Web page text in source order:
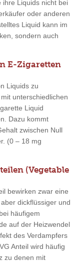
ihre Liquids nicht bei
oder anderen
Liquid kann im
sondern auch
E-Zigaretten
Liquids zu
unterschiedlichen
Liquid
Dazu kommt
zwischen Null
(0 – 18 mg
(Vegetable
bewirken zwar eine
dickflüssiger und
häufigem
auf der Heizwendel
des Verdampfers
Anteil wird häufig
zu denen mit